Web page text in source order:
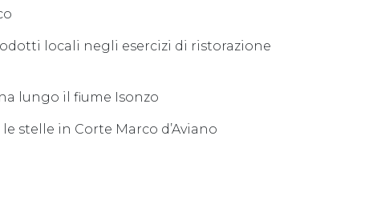
locali negli esercizi di ristorazione
lungo il fiume Isonzo
stelle in Corte Marco d’Aviano